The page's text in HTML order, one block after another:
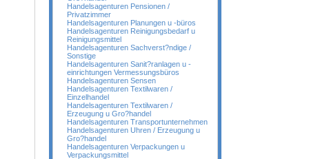
Handelsagenturen Pensionen /
Privatzimmer
Handelsagenturen Planungen u -büros
Handelsagenturen Reinigungsbedarf u
Reinigungsmittel
Handelsagenturen Sachverst?ndige /
Sonstige
Handelsagenturen Sanit?ranlagen u -
einrichtungen Vermessungsbüros
Handelsagenturen Sensen
Handelsagenturen Textilwaren /
Einzelhandel
Handelsagenturen Textilwaren /
Erzeugung u Gro?handel
Handelsagenturen Transportunternehmen
Handelsagenturen Uhren / Erzeugung u
Gro?handel
Handelsagenturen Verpackungen u
Verpackungsmittel